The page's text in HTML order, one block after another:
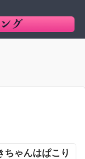
ちゃんはぱこり